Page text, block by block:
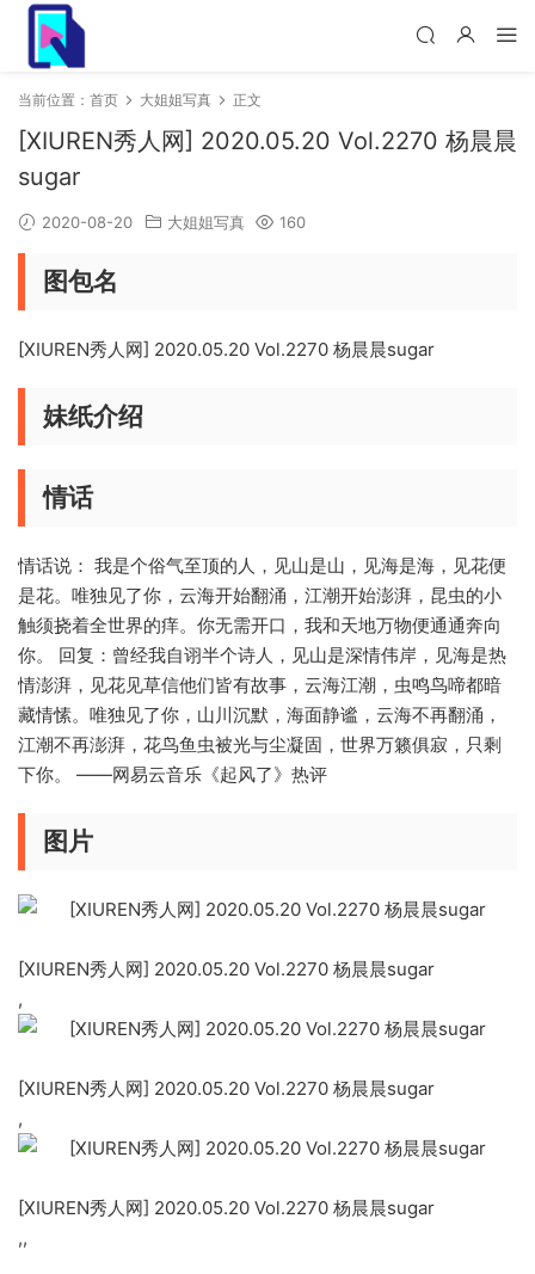
当前位置： 首页 大姐姐写真 正文
[XIUREN秀人网] 2020.05.20 Vol.2270 杨晨晨
sugar
2020-08-20 大姐姐写真 160
图包名
[XIUREN秀人网] 2020.05.20 Vol.2270 杨晨晨sugar
妹纸介绍
情话
情话说： 我是个俗气至顶的人，见山是山，见海是海，见花便
是花。唯独见了你，云海开始翻涌，江潮开始澎湃，昆虫的小
触须挠着全世界的痒。你无需开口，我和天地万物便通通奔向
你。 回复：曾经我自诩半个诗人，见山是深情伟岸，见海是热
情澎湃，见花见草信他们皆有故事，云海江潮，虫鸣鸟啼都暗
藏情愫。唯独见了你，山川沉默，海面静谧，云海不再翻涌，
江潮不再澎湃，花鸟鱼虫被光与尘凝固，世界万籁俱寂，只剩
下你。 ——网易云音乐《起风了》热评
图片
[XIUREN秀人网] 2020.05.20 Vol.2270 杨晨晨sugar
,
[XIUREN秀人网] 2020.05.20 Vol.2270 杨晨晨sugar
,
[XIUREN秀人网] 2020.05.20 Vol.2270 杨晨晨sugar
,,